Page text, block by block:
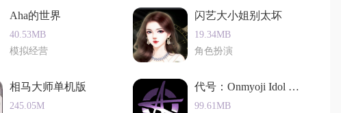
以抵御敌人的进攻。同时，还需要不断升级炮台和陷阱，提
装备，提升角色的战斗力和属性。同时，还可以利用道具和
游合集，快来下载看漂亮的小姐姐吧！
Aha的世界
40.53MB
模拟经营
闪艺大小姐别太坏
19.34MB
角色扮演
相马大师单机版
245.05M
代号：Onmyoji Idol Proj
99.61MB